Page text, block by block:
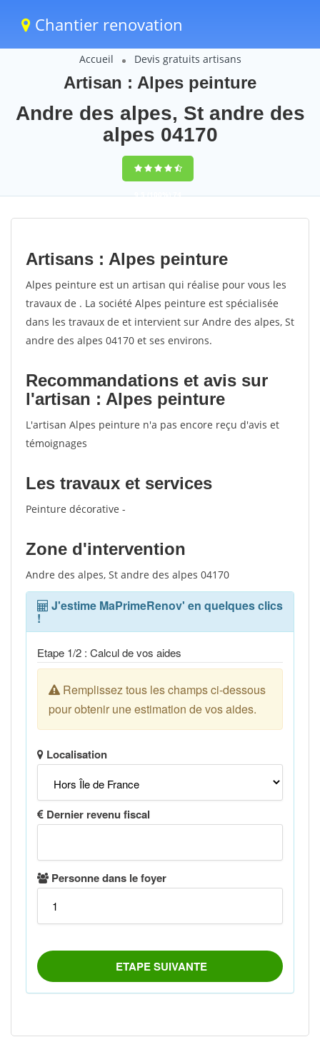
Chantier renovation
Accueil Devis gratuits artisans
Artisan : Alpes peinture
Andre des alpes, St andre des
alpes 04170
9,5(100%)74
votes
Artisans : Alpes peinture
Alpes peinture est un artisan qui réalise pour vous les
travaux de . La société Alpes peinture est spécialisée
dans les travaux de et intervient sur Andre des alpes, St
andre des alpes 04170 et ses environs.
Recommandations et avis sur
l'artisan : Alpes peinture
L'artisan Alpes peinture n'a pas encore reçu d'avis et
témoignages
Les travaux et services
Peinture décorative -
Zone d'intervention
Andre des alpes, St andre des alpes 04170